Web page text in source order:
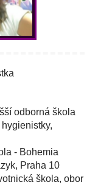
odborná škola
- Bohemia
Praha 10
škola, obor